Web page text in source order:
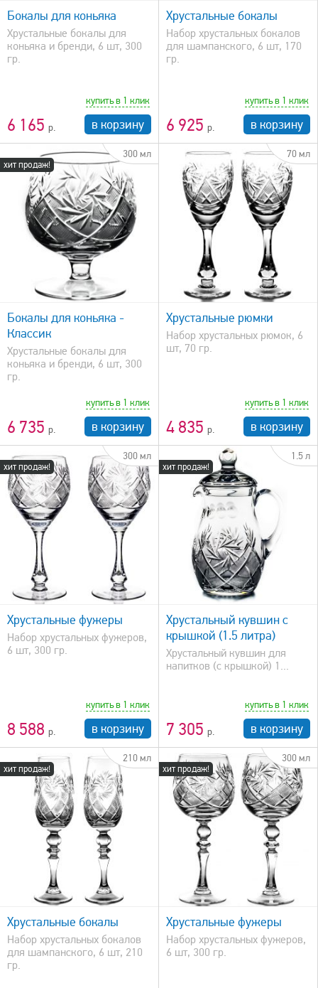
Бокалы для коньяка
Хрустальные бокалы для
коньяка и бренди, 6 шт, 300
гр.
6 165
купить в 1 клик
в корзину
Хрустальные бокалы
Набор хрустальных бокалов
для шампанского, 6 шт, 170
гр.
6 925
купить в 1 клик
в корзину
хит продаж!
300 мл
Бокалы для коньяка -
Классик
Хрустальные бокалы для
коньяка и бренди, 6 шт, 300
гр.
6 735
купить в 1 клик
в корзину
70 мл
быстрый просмотр
Хрустальные рюмки
Набор хрустальных рюмок, 6
шт, 70 гр.
4 835
купить в 1 клик
в корзину
хит продаж!
300 мл
Хрустальные фужеры
Набор хрустальных фужеров,
6 шт, 300 гр.
8 588
купить в 1 клик
в корзину
хит продаж!
1.5 л
быстрый просмотр
Хрустальный кувшин с
крышкой (1.5 литра)
Хрустальный кувшин для
напитков (с крышкой) 1...
7 305
купить в 1 клик
в корзину
хит продаж!
210 мл
Хрустальные бокалы
Набор хрустальных бокалов
для шампанского, 6 шт, 210
гр.
хит продаж!
300 мл
быстрый просмотр
Хрустальные фужеры
Набор хрустальных фужеров,
6 шт, 300 гр.